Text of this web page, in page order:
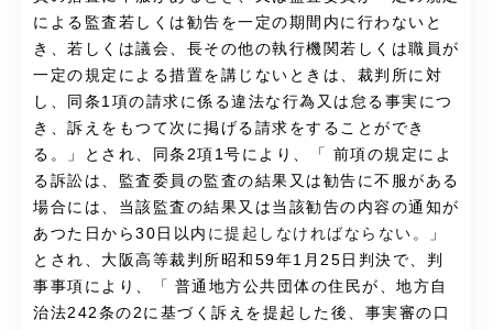
による監査若しくは勧告を一定の期間内に行わないと
き、若しくは議会、長その他の執行機関若しくは職員が
一定の規定による措置を講じないときは、裁判所に対
し、同条1項の請求に係る違法な行為又は怠る事実につ
き、訴えをもつて次に掲げる請求をすることができ
る。」とされ、同条2項1号により、「 前項の規定によ
る訴訟は、監査委員の監査の結果又は勧告に不服がある
場合には、当該監査の結果又は当該勧告の内容の通知が
あつた日から30日以内 に提起しなければならない。
」
とされ、大阪高等裁判所昭和59年1月25日判決で、判
事事項により、「
普通地方公共団体の住民が、地方自
治法242条の2に基づく訴えを提起した後、事実審の口